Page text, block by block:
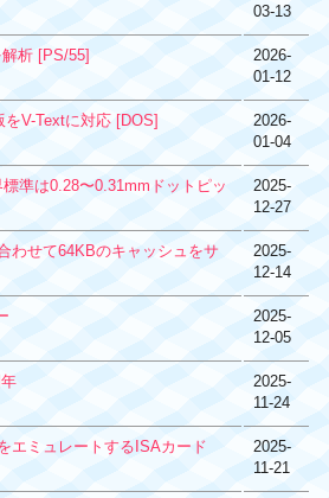
03-13
析 [PS/55]
2026-
01-12
V-Textに対応 [DOS]
2026-
01-04
準は0.28〜0.31mmドットピッ
2025-
12-27
わせて64KBのキャッシュをサ
2025-
12-14
2025-
12-05
2025-
11-24
エミュレートするISAカード
2025-
11-21